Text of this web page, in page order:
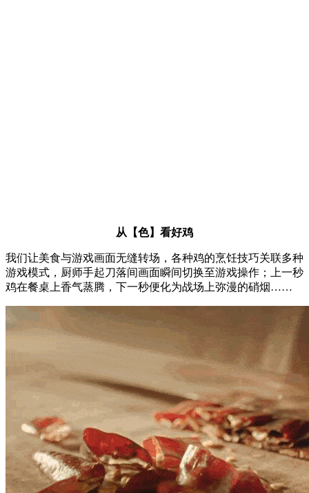
从【色】看好鸡
我们让美食与游戏画面无缝转场，各种鸡的烹饪技巧关联多种
游戏模式，厨师手起刀落间画面瞬间切换至游戏操作；上一秒
鸡在餐桌上香气蒸腾，下一秒便化为战场上弥漫的硝烟……